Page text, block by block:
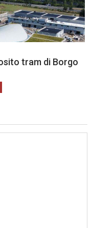
tram di Borgo